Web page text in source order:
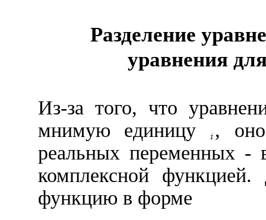
Разделение
уравнения
Из-за того, что
мнимую единицу
,
реальных переменных -
комплексной функцией.
функцию в форме